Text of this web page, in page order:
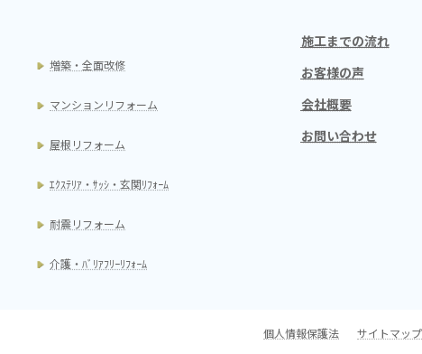
増築・全面改修
マンションリフォーム
屋根リフォーム
ｴｸｽﾃﾘｱ・ｻｯｼ・玄関ﾘﾌｫｰﾑ
耐震リフォーム
介護・ﾊﾞﾘｱﾌﾘｰﾘﾌｫｰﾑ
施工までの流れ
お客様の声
会社概要
お問い合わせ
個人情報保護法 サイトマップ